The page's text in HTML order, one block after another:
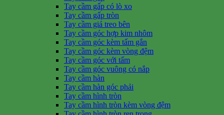
Tay cầm gấp có lò xo
Tay cầm gấp tròn
Tay cầm giá treo bên
Tay cầm góc hợp kim nhôm
Tay cầm góc kèm tấm gắn
Tay cầm góc kèm vòng đệm
Tay cầm góc với tấm
Tay cầm góc vuông có nắp
Tay cầm hàn
Tay cầm hàn góc phải
Tay cầm hình tròn
Tay cầm hình tròn kèm vòng đệm